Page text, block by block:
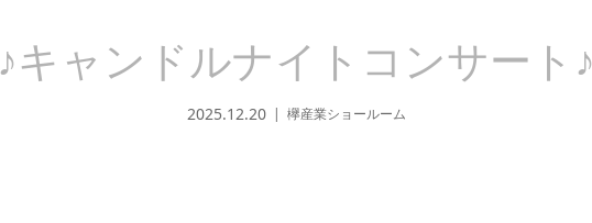
♪キャンドルナイトコンサート♪
2025.12.20 欅産業ショールーム